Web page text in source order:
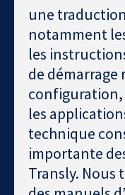
une
notamment
les
de démarrage
configuration,
les
technique
importante
Transly. Nous